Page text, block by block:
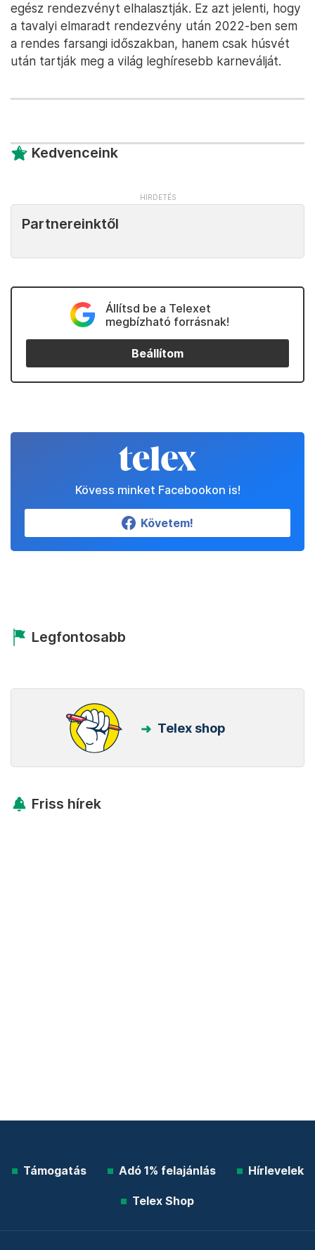
egész rendezvényt elhalasztják. Ez azt jelenti, hogy
a tavalyi elmaradt rendezvény után 2022-ben sem
a rendes farsangi időszakban, hanem csak húsvét
után tartják meg a világ leghíresebb karneválját.
Kedvenceink
Partnereinktől
Állítsd be a Telexet
megbízható forrásnak!
Beállítom
Kövess minket Facebookon is!
Követem!
Legfontosabb
Telex shop
Friss hírek
Támogatás Adó 1% felajánlás Hírlevelek
Telex Shop